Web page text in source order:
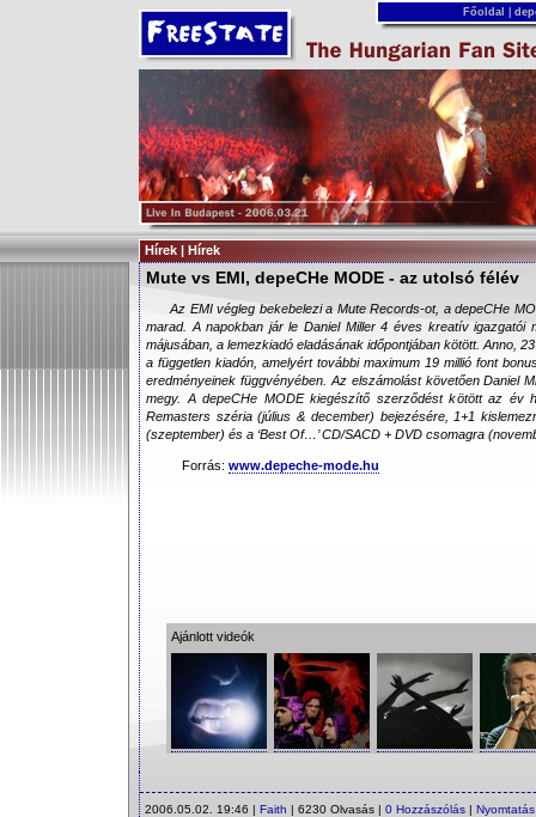
Főoldal
Hírek | Hírek
Mute vs EMI, depeCHe MODE - az utolsó félév
Az EMI végleg bekebelezi a Mute Records-ot, a depeCHe
marad. A napokban jár le Daniel Miller 4 éves kreatív igazgatói
májusában, a lemezkiadó eladásának időpontjában kötött. Anno,
a független kiadón, amelyért további maximum 19 millió font
eredményeinek függvényében. Az elszámolást követően Daniel
megy. A depeCHe MODE kiegészítő szerződést kötött az év
Remasters széria (július & december) bejezésére, 1+1
(szeptember) és a ‘Best Of…’ CD/SACD + DVD csomagra
Forrás: www.depeche-mode.hu
Ajánlott videók
2006.05.02. 19:46 | Faith | 6230 Olvasás | 0 Hozzászólás | Nyomtatás